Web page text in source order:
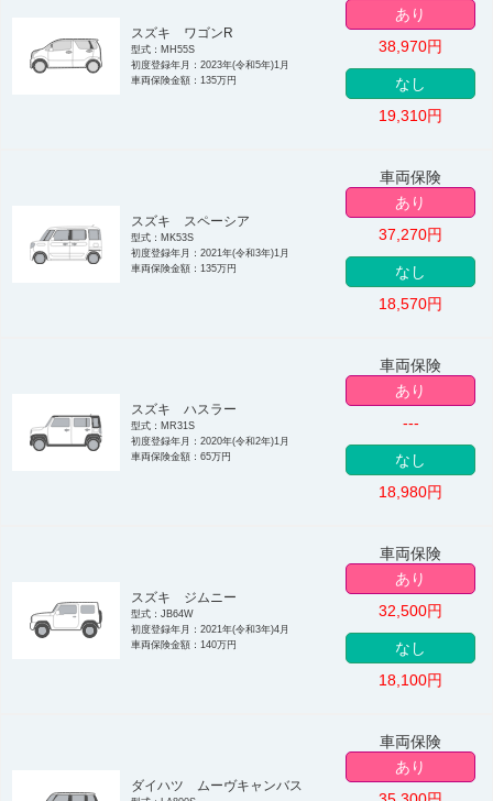
スズキ ワゴンR
型式：MH55S
初度登録年月：2023年(令和5年)1月
車両保険金額：135万円
あり
38,970円
なし
19,310円
スズキ スペーシア
型式：MK53S
初度登録年月：2021年(令和3年)1月
車両保険金額：135万円
車両保険
あり
37,270円
なし
18,570円
スズキ ハスラー
型式：MR31S
初度登録年月：2020年(令和2年)1月
車両保険金額：65万円
車両保険
あり
---
なし
18,980円
スズキ ジムニー
型式：JB64W
初度登録年月：2021年(令和3年)4月
車両保険金額：140万円
車両保険
あり
32,500円
なし
18,100円
ダイハツ ムーヴキャンバス
車両保険
あり